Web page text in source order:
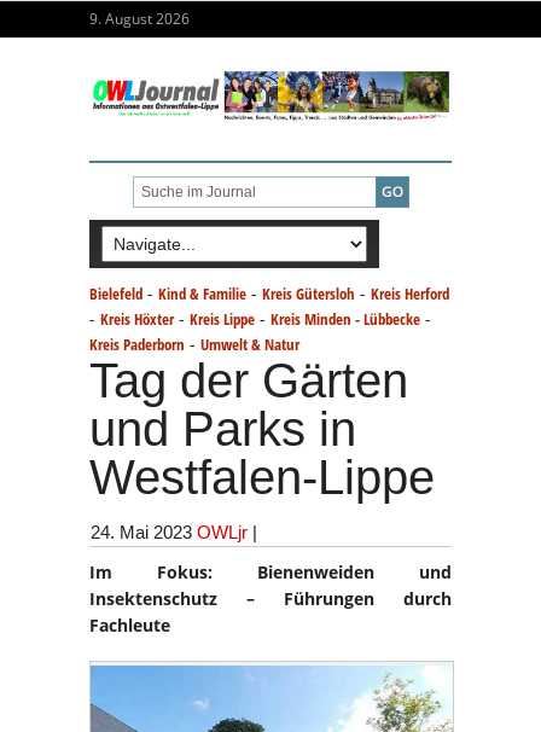
9. August 2026
Bielefeld - Kind & Familie - Kreis Gütersloh - Kreis Herford
- Kreis Höxter- Kreis Lippe - Kreis Minden - Lübbecke -
Kreis Paderborn - Umwelt & Natur
Tag der Gärten
und Parks in
Westfalen-Lippe
24. Mai 2023 OWLjr |
Im Fokus: Bienenweiden und
Insektenschutz – Führungen durch
Fachleute